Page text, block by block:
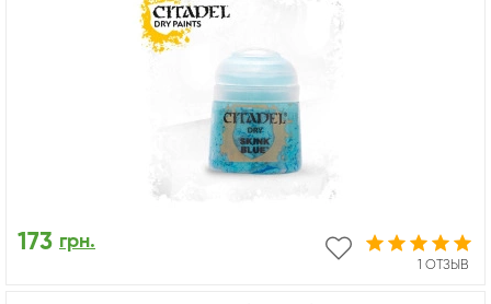
1 ОТЗЫВ
173 грн.